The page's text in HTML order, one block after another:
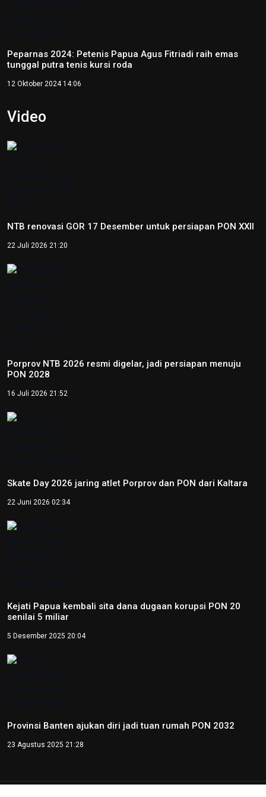
Peparnas 2024: Petenis Papua Agus Fitriadi raih emas
tunggal putra tenis kursi roda
12 Oktober 2024 14:06
Video
NTB renovasi GOR 17 Desember untuk persiapan PON XXII
22 Juli 2026 21:20
Porprov NTB 2026 resmi digelar, jadi persiapan menuju
PON 2028
16 Juli 2026 21:52
Skate Day 2026 jaring atlet Porprov dan PON dari Kaltara
22 Juni 2026 02:34
Kejati Papua kembali sita dana dugaan korupsi PON 20
senilai 5 miliar
5 Desember 2025 20:04
Provinsi Banten ajukan diri jadi tuan rumah PON 2032
23 Agustus 2025 21:28